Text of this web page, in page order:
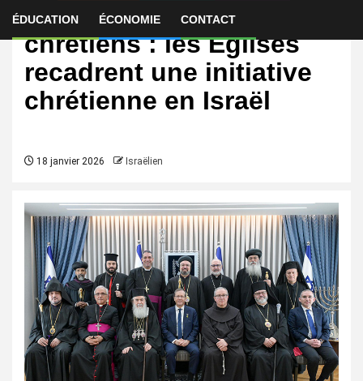
ÉDUCATION ÉCONOMIE CONTACT
Représenter les
chrétiens : les Églises
recadrent une initiative
chrétienne en Israël
18 janvier 2026 Israëlien